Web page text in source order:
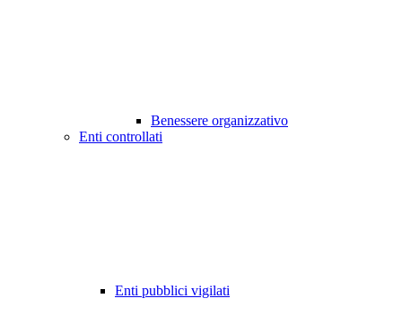
Benessere organizzativo
Enti controllati
Enti pubblici vigilati